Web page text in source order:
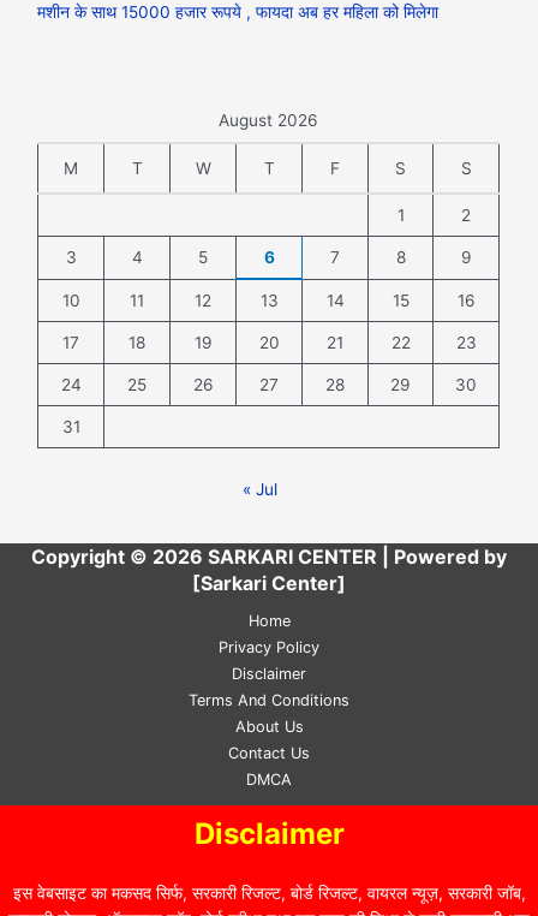
मशीन के साथ 15000 हजार रूपये , फायदा अब हर महिला को मिलेगा
August 2026
M T W T F S S
1 2
3 4 5 6 7 8 9
10 11 12 13 14 15 16
17 18 19 20 21 22 23
24 25 26 27 28 29 30
31
« Jul
Copyright © 2026 SARKARI CENTER | Powered by
[Sarkari Center]
Home
Privacy Policy
Disclaimer
Terms And Conditions
About Us
Contact Us
DMCA
Disclaimer
इस वेबसाइट का मकसद सिर्फ, सरकारी रिजल्ट, बोर्ड रिजल्ट, वायरल न्यूज़, सरकारी जॉब,